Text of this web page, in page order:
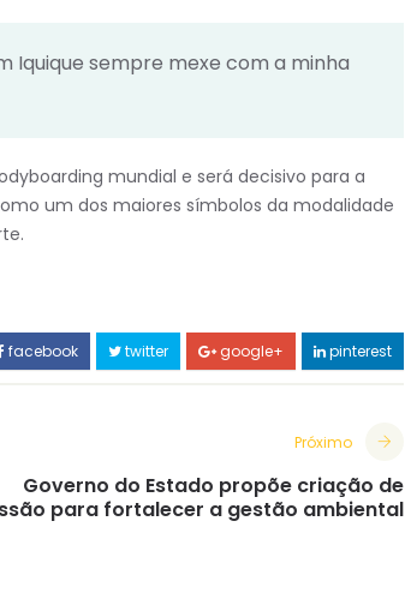
Iquique sempre mexe com a minha
mundial e será decisivo para a
um dos maiores símbolos da modalidade
facebook twitter google+ pinterest
Próximo
Governo do Estado propõe criação de
para fortalecer a gestão ambiental